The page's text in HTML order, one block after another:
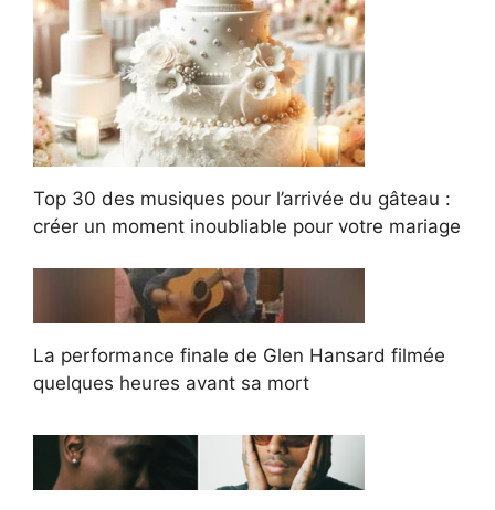
Top 30 des musiques pour l’arrivée du gâteau :
créer un moment inoubliable pour votre mariage
La performance finale de Glen Hansard filmée
quelques heures avant sa mort